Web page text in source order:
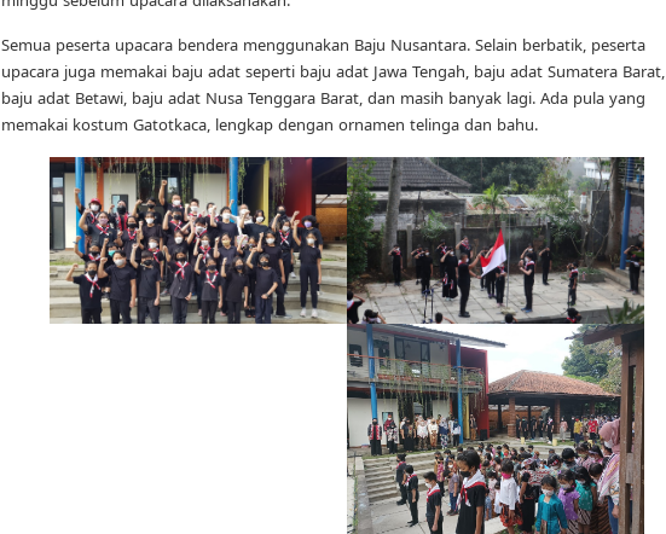
Semua peserta upacara bendera menggunakan Baju Nusantara. Selain berbatik, peserta
upacara juga memakai baju adat seperti baju adat Jawa Tengah, baju adat Sumatera Barat,
baju adat Betawi, baju adat Nusa Tenggara Barat, dan masih banyak lagi. Ada pula yang
memakai kostum Gatotkaca, lengkap dengan ornamen telinga dan bahu.